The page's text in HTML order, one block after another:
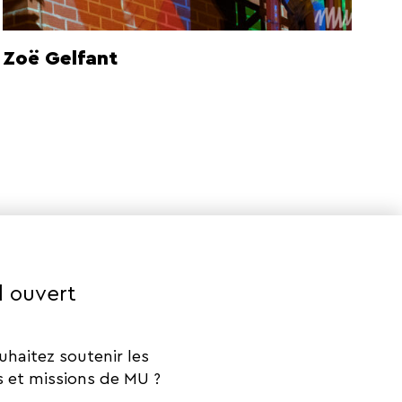
Zoë Gelfant
ouvert
soutenir les
et missions de MU ?